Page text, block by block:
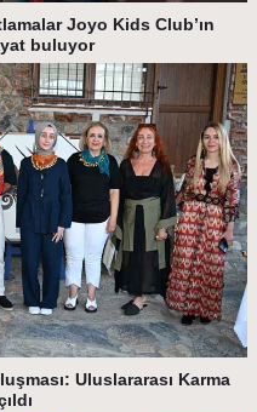
Joyo Kids Club’ın
buluyor
Uluslararası Karma